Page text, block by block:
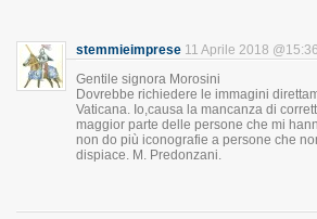
stemmieimprese 11 Aprile 2018 @15:36
Gentile signora Morosini
Dovrebbe richiedere le immagini
Vaticana. Io,causa la mancanza di
maggior parte delle persone che mi
non do più iconografie a persone che
dispiace. M. Predonzani.